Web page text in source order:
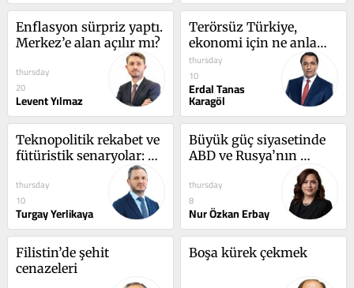
Enflasyon sürpriz yaptı.
Merkez’e alan açılır mı?
thursday
20
Levent Yılmaz
Terörsüz Türkiye,
ekonomi için ne anlama
geliyor?
thursday
10
Erdal Tanas
Karagöl
Teknopolitik rekabet ve
fütüristik senaryolar:
Elon Musk’ın gelecek
tasavvuru
thursday
10
Turgay Yerlikaya
Büyük güç siyasetinde
ABD ve Rusya’nın
yaşadığı caydırıcılık
trajedisi
thursday
8
Nur Özkan Erbay
Filistin’de şehit
cenazeleri
Boşa kürek çekmek